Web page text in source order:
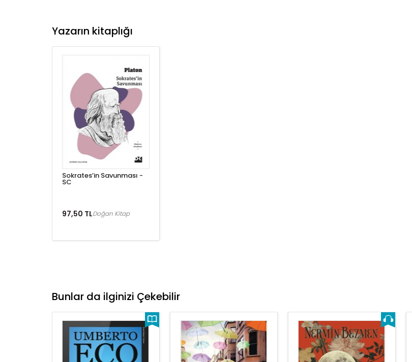
Yazarın kitaplığı
Sokrates’in Savunması -
SC
97,50 TLDoğan Kitap
Bunlar da ilginizi Çekebilir